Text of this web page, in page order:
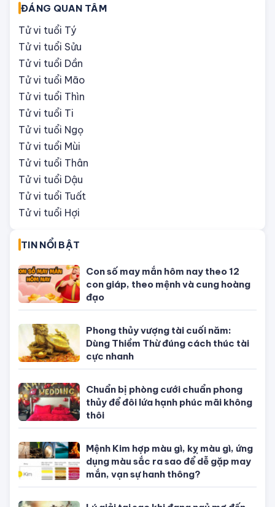
ĐÁNG QUAN TÂM
Tử vi tuổi Tý
Tử vi tuổi Sửu
Tử vi tuổi Dần
Tử vi tuổi Mão
Tử vi tuổi Thìn
Tử vi tuổi Ti
Tử vi tuổi Ngọ
Tử vi tuổi Mùi
Tử vi tuổi Thân
Tử vi tuổi Dậu
Tử vi tuổi Tuất
Tử vi tuổi Hợi
TIN NỔI BẬT
Con số may mắn hôm nay theo 12
con giáp, theo mệnh và cung hoàng
Phong thủy vượng tài cuối năm:
Dùng Thiềm Thừ đúng cách thúc tài
cực nhanh
Chuẩn bị phòng cưới chuẩn phong
thủy để đôi lứa hạnh phúc mãi không
Mệnh Kim hợp màu gì, kỵ màu gì, ứng
dụng màu sắc ra sao để dễ gặp may
mắn, vạn sự hanh thông?